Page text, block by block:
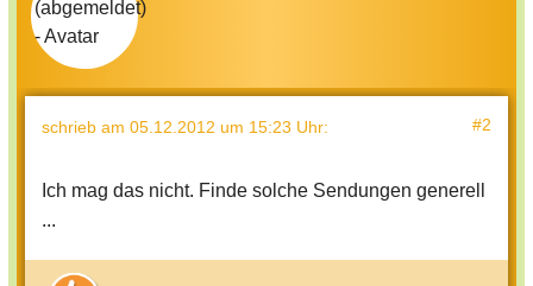
schrieb am 05.12.2012 um 15:23 Uhr: #2
Ich mag das nicht. Finde solche Sendungen generell
...